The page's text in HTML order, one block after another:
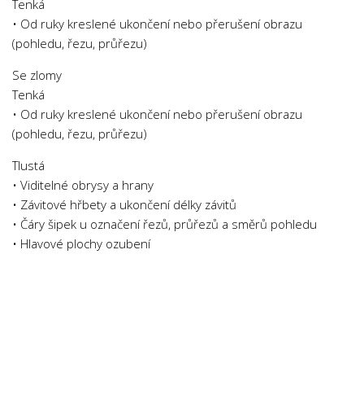
Novinky
Tenká
• Od ruky kreslené ukončení nebo přerušení obrazu
(pohledu, řezu, průřezu)
Se zlomy
Tenká
• Od ruky kreslené ukončení nebo přerušení obrazu
(pohledu, řezu, průřezu)
Tlustá
• Viditelné obrysy a hrany
• Závitové hřbety a ukončení délky závitů
• Čáry šipek u označení řezů, průřezů a směrů pohledu
• Hlavové plochy ozubení